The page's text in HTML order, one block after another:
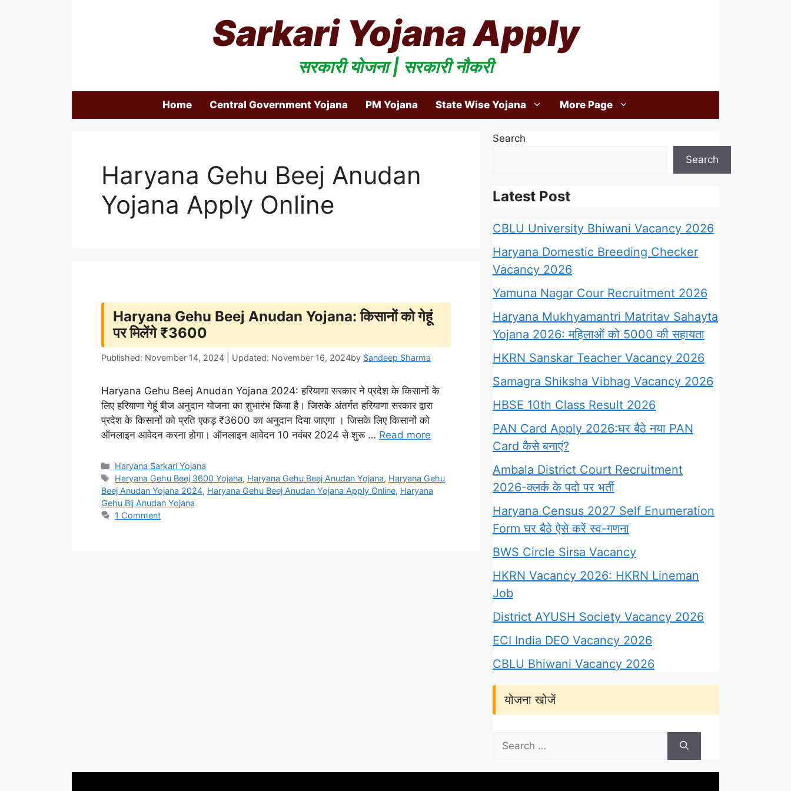
Sarkari Yojana Apply
सरकारी योजना | सरकारी नौकरी
Home Central Government Yojana PM Yojana State Wise Yojana More Page
Haryana Gehu Beej Anudan
Yojana Apply Online
Haryana Gehu Beej Anudan Yojana: किसानों को गेहूं
पर मिलेंगे ₹3600
Published: November 14, 2024 | Updated: November 16, 2024by Sandeep Sharma
Haryana Gehu Beej Anudan Yojana 2024: हरियाणा सरकार ने प्रदेश के किसानों के
लिए हरियाणा गेहूं बीज अनुदान योजना का शुभारंभ किया है। जिसके अंतर्गत हरियाणा सरकार द्वारा
प्रदेश के किसानों को प्रति एकड़ ₹3600 का अनुदान दिया जाएगा । जिसके लिए किसानों को
ऑनलाइन आवेदन करना होगा। ऑनलाइन आवेदन 10 नवंबर 2024 से शुरू … Read more
Categories
Haryana Sarkari Yojana
Tags
Haryana Gehu Beej 3600 Yojana, Haryana Gehu Beej Anudan Yojana, Haryana Gehu
Beej Anudan Yojana 2024, Haryana Gehu Beej Anudan Yojana Apply Online, Haryana
Gehu Bij Anudan Yojana
1 Comment
Search
Search
Latest Post
CBLU University Bhiwani Vacancy 2026
Haryana Domestic Breeding Checker
Vacancy 2026
Yamuna Nagar Cour Recruitment 2026
Haryana Mukhyamantri Matritav Sahayta
Yojana 2026: महिलाओं को 5000 की सहायता
HKRN Sanskar Teacher Vacancy 2026
Samagra Shiksha Vibhag Vacancy 2026
HBSE 10th Class Result 2026
PAN Card Apply 2026:घर बैठे नया PAN
Card कैसे बनाएं?
Ambala District Court Recruitment
2026-क्लर्क के पदो पर भर्ती
Haryana Census 2027 Self Enumeration
Form घर बैठे ऐसे करें स्व-गणना
BWS Circle Sirsa Vacancy
HKRN Vacancy 2026: HKRN Lineman
Job
District AYUSH Society Vacancy 2026
ECI India DEO Vacancy 2026
CBLU Bhiwani Vacancy 2026
योजना खोजें
Search
for: